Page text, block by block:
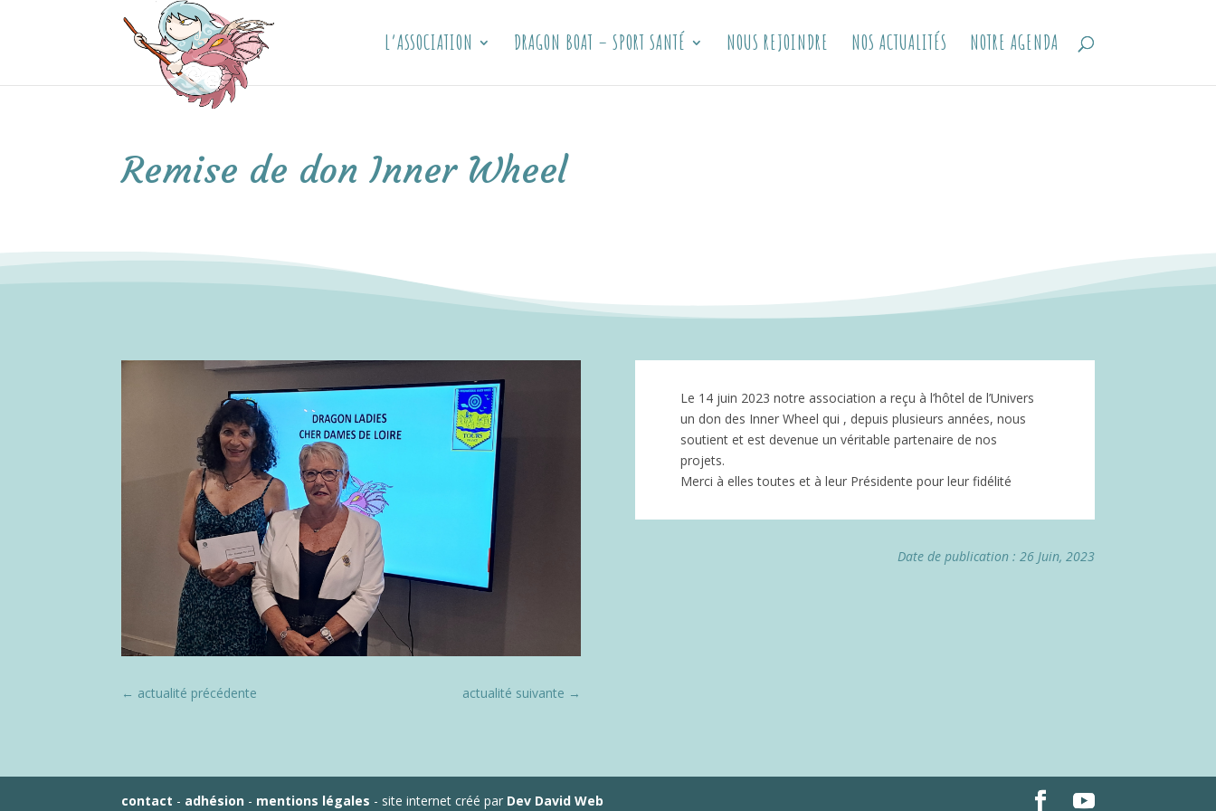
L’ASSOCIATION DRAGON BOAT – SPORT SANTÉ NOUS REJOINDRE NOS ACTUALITÉS NOTRE AGENDA
Remise de don Inner Wheel
← actualité précédente actualité suivante →
Le 14 juin 2023 notre association a reçu à l’hôtel de l’Univers
un don des Inner Wheel qui , depuis plusieurs années, nous
soutient et est devenue un véritable partenaire de nos
projets.
Merci à elles toutes et à leur Présidente pour leur fidélité
Date de publication : 26 Juin, 2023
contact - adhésion - mentions légales - site internet créé par Dev David Web